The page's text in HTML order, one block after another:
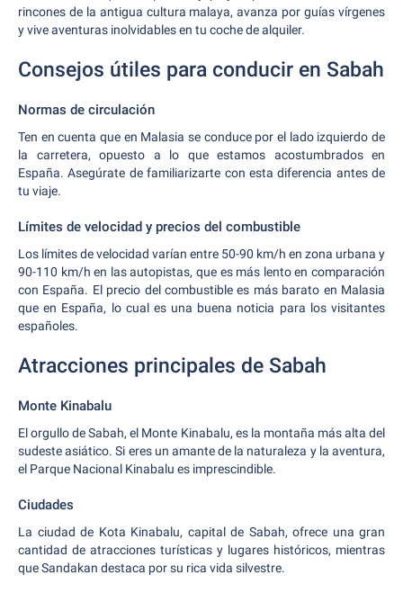
rincones de la antigua cultura malaya, avanza por guías vírgenes
y vive aventuras inolvidables en tu coche de alquiler.
Consejos útiles para conducir en Sabah
Normas de circulación
Ten en cuenta que en Malasia se conduce por el lado izquierdo de
la carretera, opuesto a lo que estamos acostumbrados en
España. Asegúrate de familiarizarte con esta diferencia antes de
tu viaje.
Límites de velocidad y precios del combustible
Los límites de velocidad varían entre 50-90 km/h en zona urbana y
90-110 km/h en las autopistas, que es más lento en comparación
con España. El precio del combustible es más barato en Malasia
que en España, lo cual es una buena noticia para los visitantes
españoles.
Atracciones principales de Sabah
Monte Kinabalu
El orgullo de Sabah, el Monte Kinabalu, es la montaña más alta del
sudeste asiático. Si eres un amante de la naturaleza y la aventura,
el Parque Nacional Kinabalu es imprescindible.
Ciudades
La ciudad de Kota Kinabalu, capital de Sabah, ofrece una gran
cantidad de atracciones turísticas y lugares históricos, mientras
que Sandakan destaca por su rica vida silvestre.